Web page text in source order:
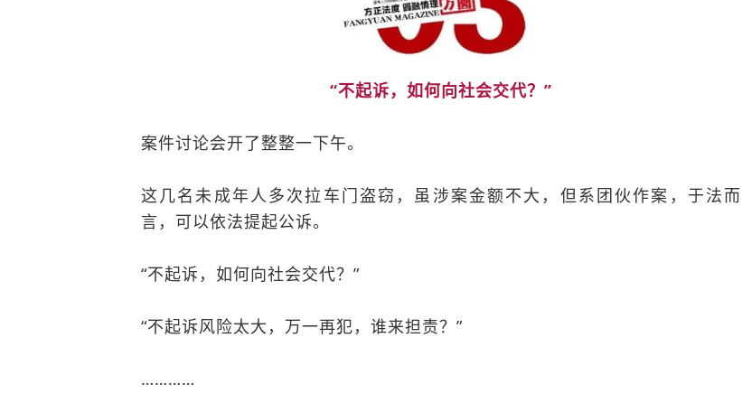
“不起诉，如何向社会交代？”
案件讨论会开了整整一下午。
这几名未成年人多次拉车门盗窃，虽涉案金额不大，但系团伙作案，于法而
言，可以依法提起公诉。
“不起诉，如何向社会交代？”
“不起诉风险太大，万一再犯，谁来担责？”
…………